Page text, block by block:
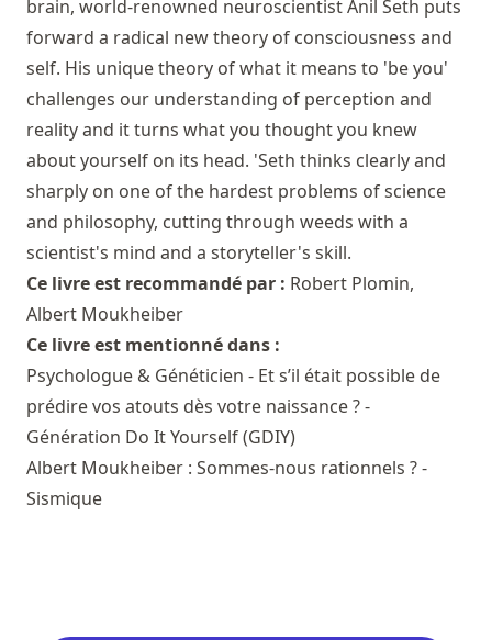
brain, world-renowned neuroscientist Anil Seth puts
forward a radical new theory of consciousness and
self. His unique theory of what it means to 'be you'
challenges our understanding of perception and
reality and it turns what you thought you knew
about yourself on its head. 'Seth thinks clearly and
sharply on one of the hardest problems of science
and philosophy, cutting through weeds with a
scientist's mind and a storyteller's skill.
Ce livre est recommandé par : Robert Plomin,
Albert Moukheiber
Ce livre est mentionné dans :
Psychologue & Généticien - Et s’il était possible de
prédire vos atouts dès votre naissance ? -
Génération Do It Yourself (GDIY)
Albert Moukheiber : Sommes-nous rationnels ? -
Sismique